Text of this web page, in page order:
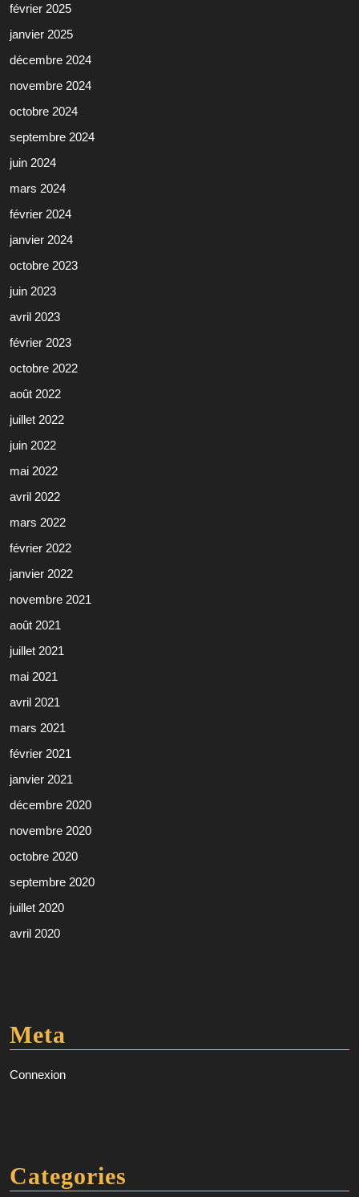
février 2025
janvier 2025
décembre 2024
novembre 2024
octobre 2024
septembre 2024
juin 2024
mars 2024
février 2024
janvier 2024
octobre 2023
juin 2023
avril 2023
février 2023
octobre 2022
août 2022
juillet 2022
juin 2022
mai 2022
avril 2022
mars 2022
février 2022
janvier 2022
novembre 2021
août 2021
juillet 2021
mai 2021
avril 2021
mars 2021
février 2021
janvier 2021
décembre 2020
novembre 2020
octobre 2020
septembre 2020
juillet 2020
avril 2020
Meta
Connexion
Categories